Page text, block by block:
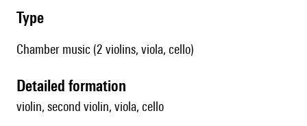
type
Chamber music (2 violins, viola, cello)
detailed formation
violin, second violin, viola, cello